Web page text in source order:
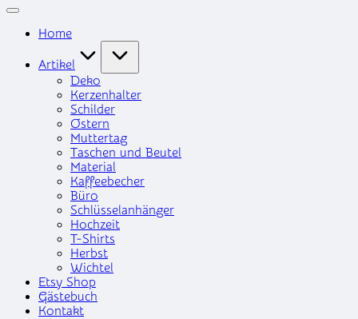
Home
Artikel
Deko
Kerzenhalter
Schilder
Ostern
Muttertag
Taschen und Beutel
Material
Kaffeebecher
Büro
Schlüsselanhänger
Hochzeit
T-Shirts
Herbst
Wichtel
Etsy Shop
Gästebuch
Kontakt